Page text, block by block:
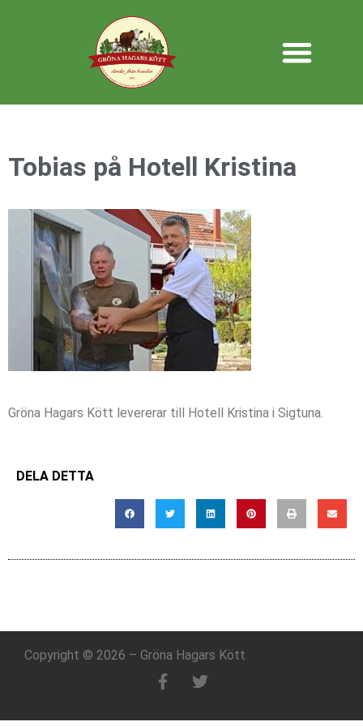
Tobias på Hotell Kristina
Gröna Hagars Kött levererar till Hotell Kristina i Sigtuna.
DELA DETTA
Copyright © 2026 – Gröna Hagars Kött